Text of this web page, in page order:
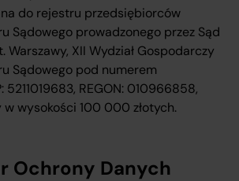
do rejestru przedsiębiorców
Sądowego prowadzonego przez Sąd
Warszawy, XII Wydział Gospodarczy
Sądowego pod numerem
REGON: 010966858,
w wysokości 100 000 złotych.
Ochrony Danych